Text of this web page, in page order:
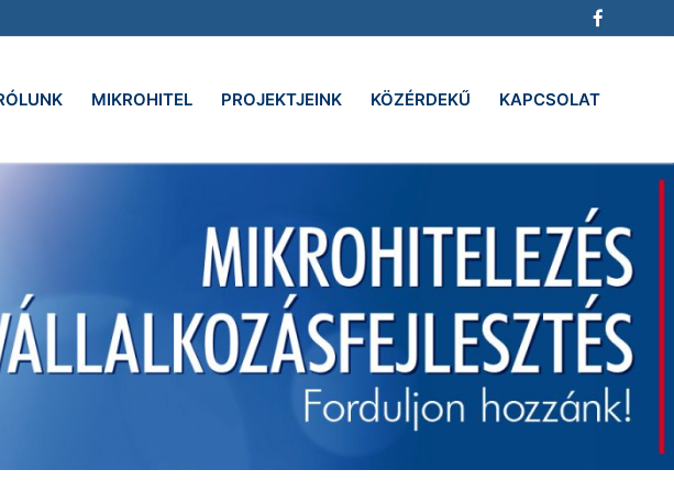
MIKROHITEL PROJEKTJEINK KÖZÉRDEKŰ KAPCSOLAT